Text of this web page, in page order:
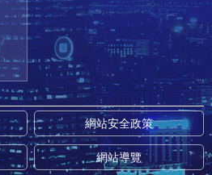
網站安全政策
網站導覽